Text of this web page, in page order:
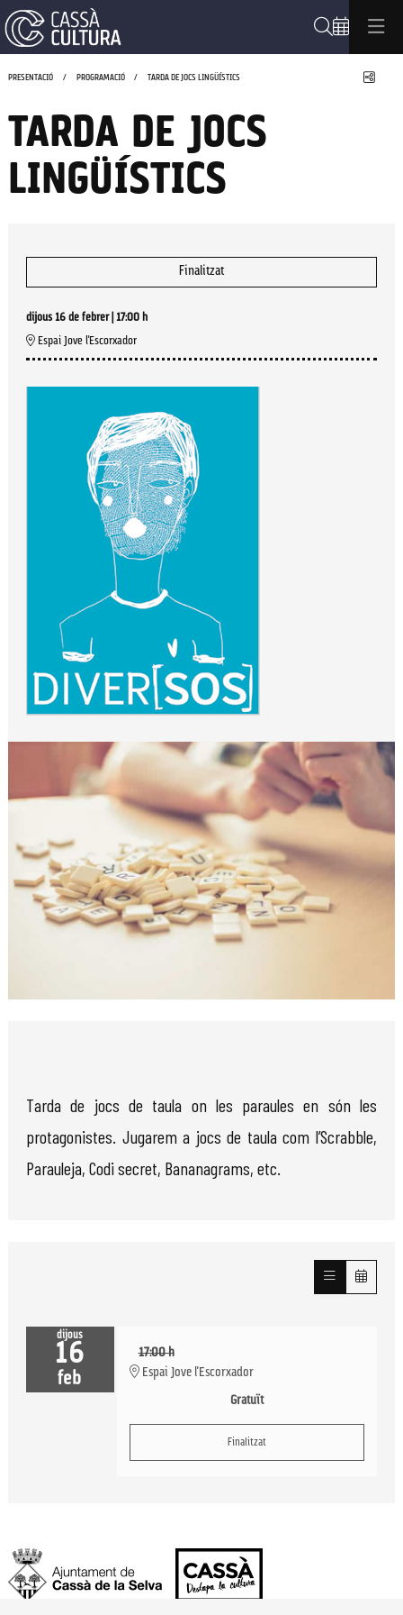
PRESENTACIÓ PROGRAMACIÓ TARDA DE JOCS LINGÜÍSTICS
TARDA DE JOCS
LINGÜÍSTICS
Finalitzat
dijous 16 de febrer| 17:00 h
Espai Jove l'Escorxador
Tarda de jocs de taula on les paraules en són les
protagonistes. Jugarem a jocs de taula com l’Scrabble,
Parauleja, Codi secret, Bananagrams, etc.
dijous
16
feb
17:00 h
Espai Jove l'Escorxador
Gratuït
Finalitzat